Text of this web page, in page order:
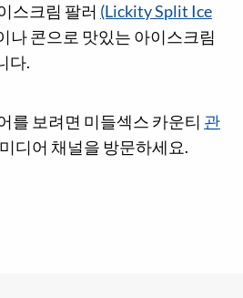
스크림 팔러 (Lickity Split Ice
나 콘으로 맛있는 아이스크림
다.
크
를 보려면 미들섹스 카운티 관
디어 채널을 방문하세요.